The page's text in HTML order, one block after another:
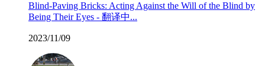
Blind-Paving Bricks: Acting Against the Will of the Blind by
Being Their Eyes - 翻译中...
2023/11/09